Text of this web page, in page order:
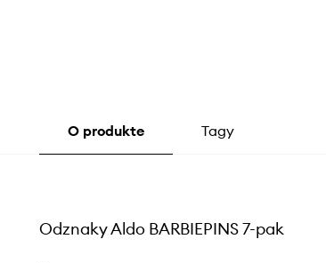
O produkte Tagy
Odznaky Aldo BARBIEPINS 7-pak